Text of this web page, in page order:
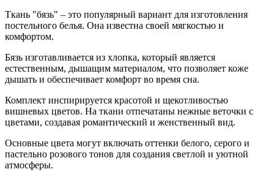
Ткань "бязь" – это популярный вариант для изготовления
постельного белья. Она известна своей мягкостью и
комфортом.
Бязь изготавливается из хлопка, который является
естественным, дышащим материалом, что позволяет коже
дышать и обеспечивает комфорт во время сна.
Комплект инспирируется красотой и щекотливостью
вишневых цветов. На ткани отпечатаны нежные веточки с
цветами, создавая романтический и женственный вид.
Основные цвета могут включать оттенки белого, серого и
пастельно розового тонов для создания светлой и уютной
атмосферы.